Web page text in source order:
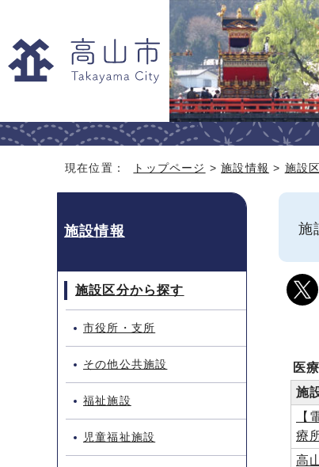
現在位置： トップページ >施設情報 > 施設
施
医
施
【
療
高
施設情報
施設区分から探す
市役所・支所
その他公共施設
福祉施設
児童福祉施設